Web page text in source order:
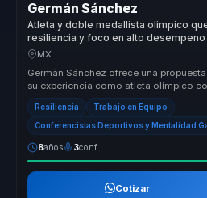
Germán Sánchez
Atleta y doble medallista olimpico
resiliencia y foco en alto
MX
Germán Sánchez ofrece una
su experiencia como atleta olímpico
comunicar y moti...
Resiliencia Trabajo en Equipo
Conferencistas Deportivos y Mentalidad
8años 3conf.
Cotizar